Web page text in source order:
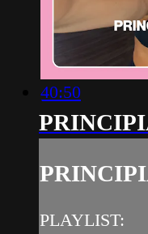
40:50
PLAYLIST: